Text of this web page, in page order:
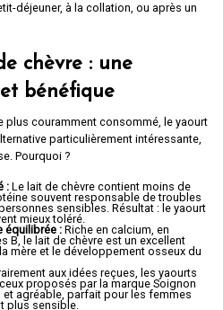
déjeuner, à la collation, ou après un
chèvre : une
bénéfique
plus couramment consommé, le yaourt
particulièrement intéressante,
Pourquoi ?
: Le lait de chèvre contient moins de
souvent responsable de troubles
sensibles. Résultat : le yaourt
mieux toléré.
équilibrée : Riche en calcium, en
B, le lait de chèvre est un excellent
mère et le développement osseux du
aux idées reçues, les yaourts
proposés par la marque Soignon
agréable, parfait pour les femmes
plus sensible.